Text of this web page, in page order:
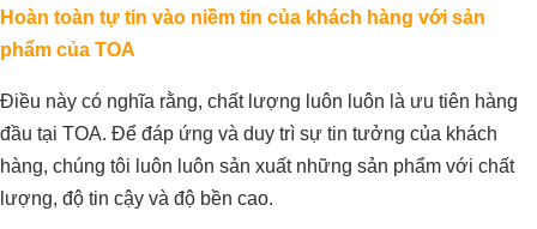
Hoàn toàn tự tin vào niềm tin của khách hàng với sản
phẩm của TOA
Điều này có nghĩa rằng, chất lượng luôn luôn là ưu tiên hàng
đầu tại TOA. Để đáp ứng và duy trì sự tin tưởng của khách
hàng, chúng tôi luôn luôn sản xuất những sản phẩm với chất
lượng, độ tin cậy và độ bền cao.